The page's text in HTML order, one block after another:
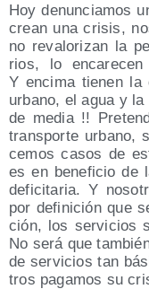
Hoy denun­cia­mos
crean una cri­sis,
no reva­lo­ri­zan la
rios, lo
Y enci­ma tie­nen la
urbano, el agua y
de media !!
trans­por­te urbano,
ce­mos casos de
es en bene­fi­cio de
defi­ci­ta­ria. Y
por defi­ni­ción que
ción, los ser­vi­cios
No será que
de ser­vi­cios tan
tros paga­mos su